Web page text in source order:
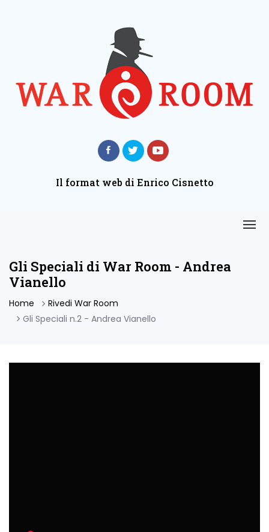
Il format web di Enrico Cisnetto
Gli Speciali di War Room - Andrea
Vianello
Home
Rivedi War Room
Gli Speciali n.2 - Andrea Vianello